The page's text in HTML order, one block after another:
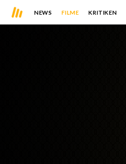
NEWS FILME KRITIKEN